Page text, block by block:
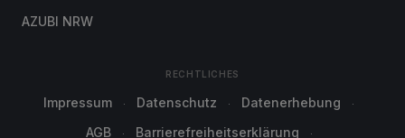
AZUBI NRW
RECHTLICHES
Impressum Datenschutz
Datenerhebung
AGB
Barrierefreiheitserklärung